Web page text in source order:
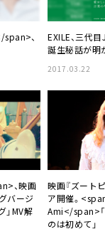
、
EXILE、三代
誕生秘話が明
2017.03.22
、映画
バージ
」MV解
映画『ズート
ア開催。
Ami</span>
のは初めて」